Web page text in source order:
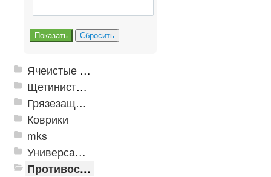
Ячеистые грязезащитные покрытия
Щетинистые покрытия
Грязезащитные, влаговпитывающие покрытия
Коврики
mks
Универсальные модульные покрытия
Противоскользящая защита для лестниц, профили, ленты